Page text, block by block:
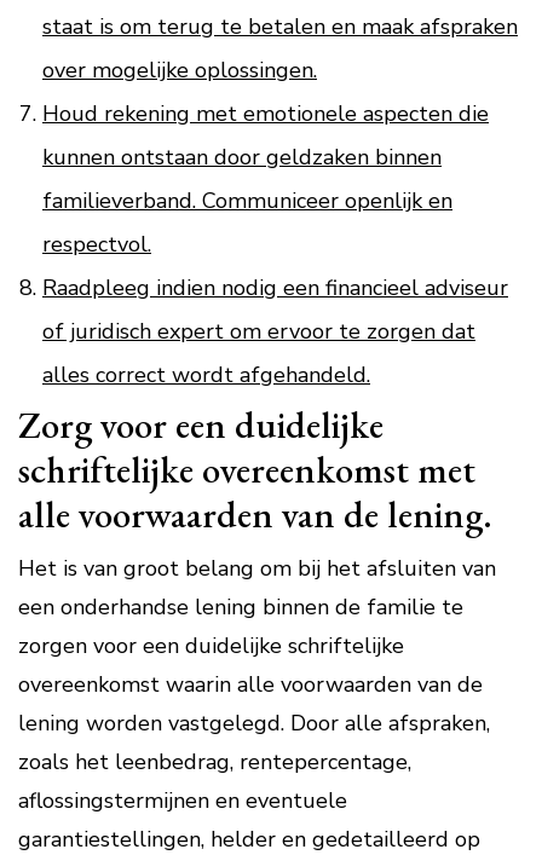
staat is om terug te betalen en maak afspraken
over mogelijke oplossingen.
Houd rekening met emotionele aspecten die
kunnen ontstaan door geldzaken binnen
familieverband. Communiceer openlijk en
respectvol.
Raadpleeg indien nodig een financieel adviseur
of juridisch expert om ervoor te zorgen dat
alles correct wordt afgehandeld.
Zorg voor een duidelijke
schriftelijke overeenkomst met
alle voorwaarden van de lening.
Het is van groot belang om bij het afsluiten van
een onderhandse lening binnen de familie te
zorgen voor een duidelijke schriftelijke
overeenkomst waarin alle voorwaarden van de
lening worden vastgelegd. Door alle afspraken,
zoals het leenbedrag, rentepercentage,
aflossingstermijnen en eventuele
garantiestellingen, helder en gedetailleerd op